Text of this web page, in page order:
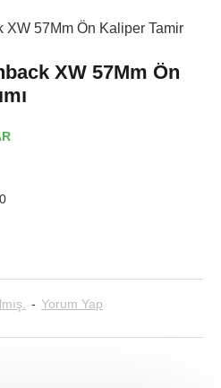
XW 57Mm Ön
- Yorum Yap